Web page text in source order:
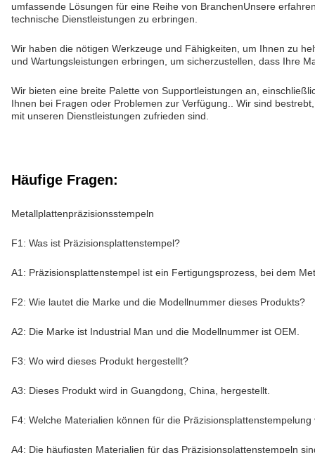
umfassende Lösungen für eine Reihe von BranchenUnsere
technische Dienstleistungen zu erbringen.
Wir haben die nötigen Werkzeuge und Fähigkeiten, um Ihnen zu
und Wartungsleistungen erbringen, um sicherzustellen, dass Ihre
Wir bieten eine breite Palette von Supportleistungen an,
Ihnen bei Fragen oder Problemen zur Verfügung.. Wir sind
mit unseren Dienstleistungen zufrieden sind.
Häufige Fragen:
Metallplattenpräzisionsstempeln
F1: Was ist Präzisionsplattenstempel?
A1: Präzisionsplattenstempel ist ein Fertigungsprozess, bei dem
F2: Wie lautet die Marke und die Modellnummer dieses Produkts?
A2: Die Marke ist Industrial Man und die Modellnummer ist OEM.
F3: Wo wird dieses Produkt hergestellt?
A3: Dieses Produkt wird in Guangdong, China, hergestellt.
F4: Welche Materialien können für die
A4: Die häufigsten Materialien für das Präzisionsplattenstempeln